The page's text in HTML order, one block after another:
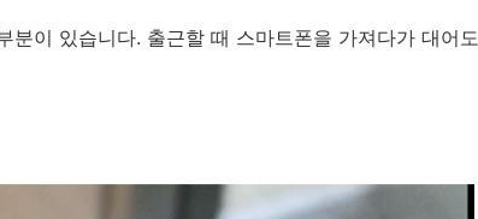
이 있습니다. 출근할 때 스마트폰을 가져다가 대어도